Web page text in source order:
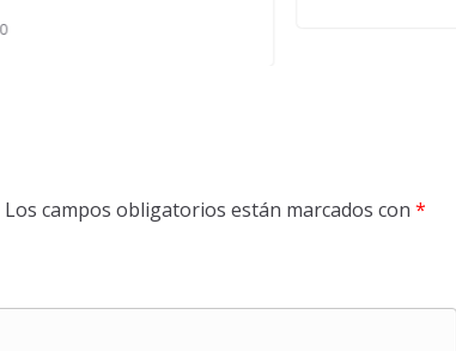
Los campos obligatorios están marcados con *